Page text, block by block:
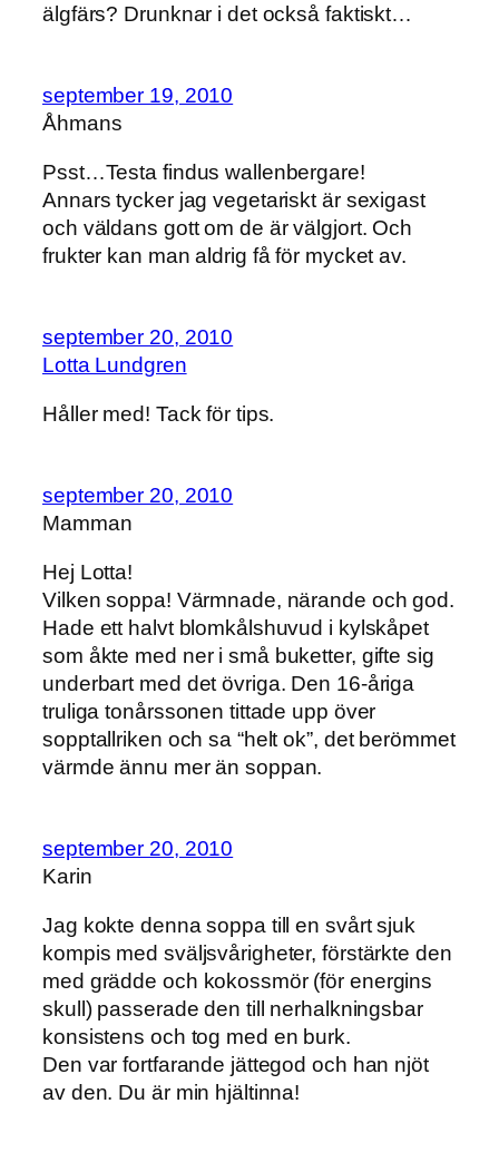
älgfärs? Drunknar i det också faktiskt…
september 19, 2010
Åhmans
Psst…Testa findus wallenbergare!
Annars tycker jag vegetariskt är sexigast
och väldans gott om de är välgjort. Och
frukter kan man aldrig få för mycket av.
september 20, 2010
Lotta Lundgren
Håller med! Tack för tips.
september 20, 2010
Mamman
Hej Lotta!
Vilken soppa! Värmnade, närande och god.
Hade ett halvt blomkålshuvud i kylskåpet
som åkte med ner i små buketter, gifte sig
underbart med det övriga. Den 16-åriga
truliga tonårssonen tittade upp över
sopptallriken och sa “helt ok”, det berömmet
värmde ännu mer än soppan.
september 20, 2010
Karin
Jag kokte denna soppa till en svårt sjuk
kompis med sväljsvårigheter, förstärkte den
med grädde och kokossmör (för energins
skull) passerade den till nerhalkningsbar
konsistens och tog med en burk.
Den var fortfarande jättegod och han njöt
av den. Du är min hjältinna!